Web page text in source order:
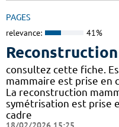
PAGES
relevance: 41%
consultez cette fiche.
mammaire est prise en
La reconstruction
symétrisation est prise
cadre